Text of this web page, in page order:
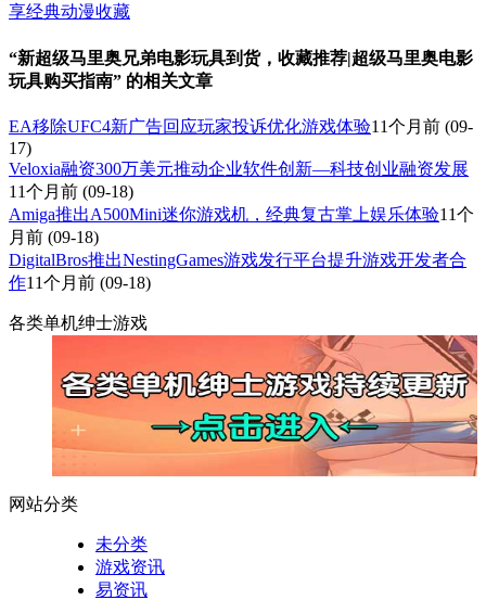
享经典动漫收藏
“新超级马里奥兄弟电影玩具到货，收藏推荐|超级马里奥电影
玩具购买指南” 的相关文章
EA移除UFC4新广告回应玩家投诉优化游戏体验11个月前 (09-
17)
Veloxia融资300万美元推动企业软件创新—科技创业融资发展
11个月前 (09-18)
Amiga推出A500Mini迷你游戏机，经典复古掌上娱乐体验11个
月前 (09-18)
DigitalBros推出NestingGames游戏发行平台提升游戏开发者合
作11个月前 (09-18)
各类单机绅士游戏
网站分类
未分类
游戏资讯
易资讯